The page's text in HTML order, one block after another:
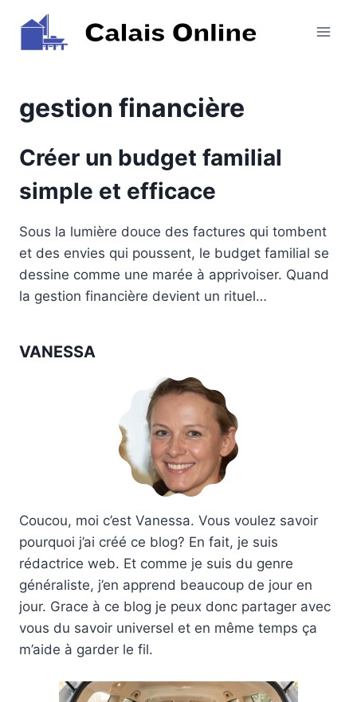
contenu
gestion financière
Créer un budget familial
simple et efficace
Sous la lumière douce des factures qui tombent
et des envies qui poussent, le budget familial se
dessine comme une marée à apprivoiser. Quand
la gestion financière devient un rituel…
VANESSA
Coucou, moi c’est Vanessa. Vous voulez savoir
pourquoi j’ai créé ce blog? En fait, je suis
rédactrice web. Et comme je suis du genre
généraliste, j’en apprend beaucoup de jour en
jour. Grace à ce blog je peux donc partager avec
vous du savoir universel et en même temps ça
m’aide à garder le fil.